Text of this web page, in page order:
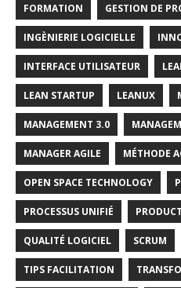
FORMATION GESTION DE
INGÈNIERIE LOGICIELLE
INTERFACE UTILISATEUR
LEAN STARTUP LEANUX
MANAGEMENT 3.0
MANAGER AGILE MÉTHODE
OPEN SPACE TECHNOLOGY
PROCESSUS UNIFIÉ
QUALITÉ LOGICIEL SCRUM
TIPS FACILITATION